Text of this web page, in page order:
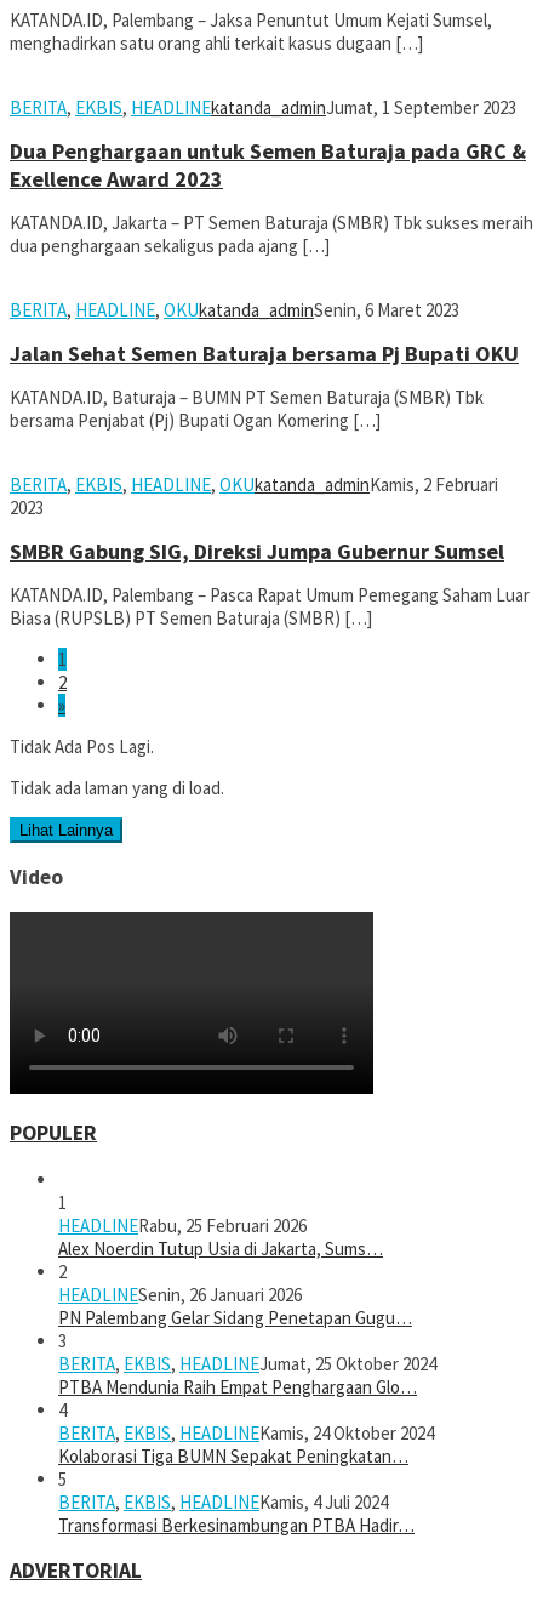
KATANDA.ID, Palembang – Jaksa Penuntut Umum Kejati Sumsel,
menghadirkan satu orang ahli terkait kasus dugaan […]
BERITA, EKBIS, HEADLINEkatanda_adminJumat, 1 September 2023
Dua Penghargaan untuk Semen Baturaja pada GRC &
Exellence Award 2023
KATANDA.ID, Jakarta – PT Semen Baturaja (SMBR) Tbk sukses meraih
dua penghargaan sekaligus pada ajang […]
BERITA, HEADLINE, OKUkatanda_adminSenin, 6 Maret 2023
Jalan Sehat Semen Baturaja bersama Pj Bupati OKU
KATANDA.ID, Baturaja – BUMN PT Semen Baturaja (SMBR) Tbk
bersama Penjabat (Pj) Bupati Ogan Komering […]
BERITA, EKBIS, HEADLINE, OKUkatanda_adminKamis, 2 Februari
2023
SMBR Gabung SIG, Direksi Jumpa Gubernur Sumsel
KATANDA.ID, Palembang – Pasca Rapat Umum Pemegang Saham Luar
Biasa (RUPSLB) PT Semen Baturaja (SMBR) […]
1
2
»
Tidak Ada Pos Lagi.
Tidak ada laman yang di load.
Lihat Lainnya
Video
POPULER
1
HEADLINERabu, 25 Februari 2026
Alex Noerdin Tutup Usia di Jakarta, Sums…
2
HEADLINESenin, 26 Januari 2026
PN Palembang Gelar Sidang Penetapan Gugu…
3
BERITA, EKBIS, HEADLINEJumat, 25 Oktober 2024
PTBA Mendunia Raih Empat Penghargaan Glo…
4
BERITA, EKBIS, HEADLINEKamis, 24 Oktober 2024
Kolaborasi Tiga BUMN Sepakat Peningkatan…
5
BERITA, EKBIS, HEADLINEKamis, 4 Juli 2024
Transformasi Berkesinambungan PTBA Hadir…
ADVERTORIAL